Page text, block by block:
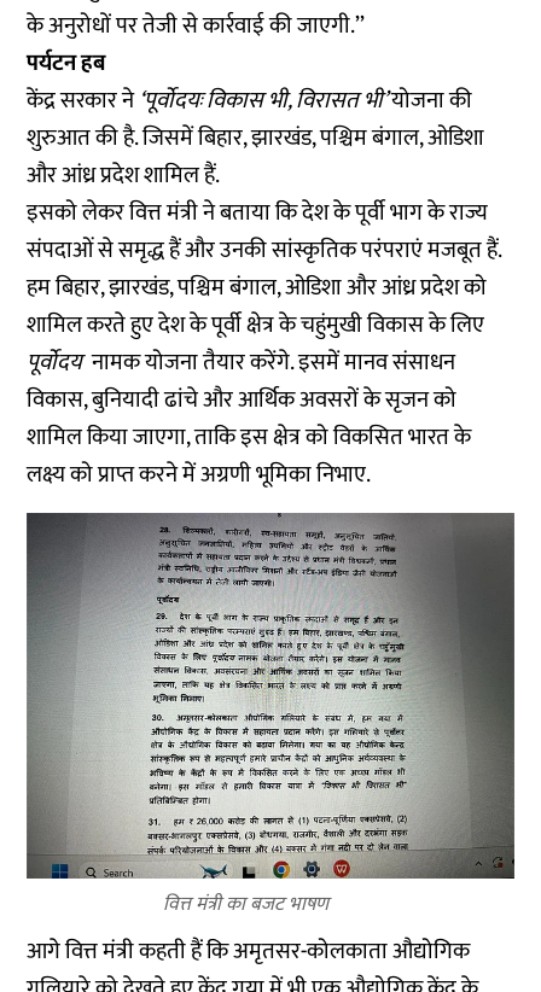
के अनुरोधों पर तेजी से कार्रवाई की जाएगी.’’
पर्यटन हब
केंद्र सरकार ने‘पूर्वोदयः विकास भी, विरासत भी’योजना की
शुरुआत की है. जिसमें बिहार, झारखंड, पश्चिम बंगाल, ओडिशा
और आंध्र प्रदेश शामिल हैं.
इसको लेकर वित्त मंत्री ने बताया कि देश के पूर्वी भाग के राज्य
संपदाओं से समृद्ध हैं और उनकी सांस्कृतिक परंपराएं मजबूत हैं.
हम बिहार, झारखंड, पश्चिम बंगाल, ओडिशा और आंध्र प्रदेश को
शामिल करते हुए देश के पूर्वी क्षेत्र के चहुंमुखी विकास के लिए
पूर्वोदयनामक योजना तैयार करेंगे. इसमें मानव संसाधन
विकास, बुनियादी ढांचे और आर्थिक अवसरों के सृजन को
शामिल किया जाएगा, ताकि इस क्षेत्र को विकसित भारत के
लक्ष्य को प्राप्त करने में अग्रणी भूमिका निभाए.
वित्त मंत्री का बजट भाषण
आगे वित्त मंत्री कहती हैं कि अमृतसर-कोलकाता औद्योगिक